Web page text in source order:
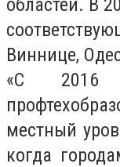
областей. В
Виннице,
«С 2016
местный
когда